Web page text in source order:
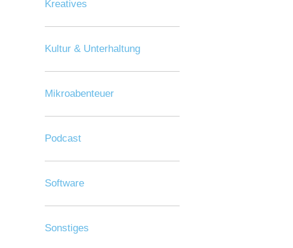
Kreatives
Kultur & Unterhaltung
Mikroabenteuer
Podcast
Software
Sonstiges